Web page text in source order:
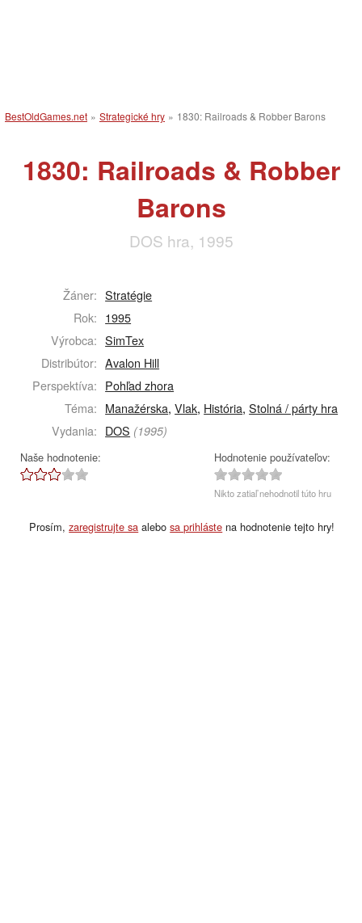
BestOldGames.net » Strategické hry » 1830: Railroads & Robber Barons
1830: Railroads & Robber
Barons
DOS hra, 1995
Žáner: Stratégie
Rok: 1995
Výrobca: SimTex
Distribútor: Avalon Hill
Perspektíva: Pohľad zhora
Téma: Manažérska,Vlak, História,Stolná / párty hra
Vydania: DOS (1995)
Naše hodnotenie: Hodnotenie používateľov:
Nikto zatiaľ nehodnotil túto hru
Prosím,zaregistrujte sa alebosa prihláste na hodnotenie tejto hry!